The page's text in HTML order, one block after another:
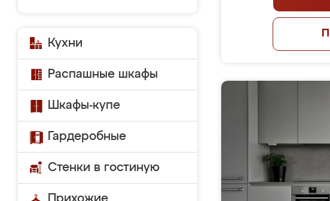
Кухни
Распашные шкафы
Шкафы-купе
Гардеробные
Стенки в гостиную
Прихожие